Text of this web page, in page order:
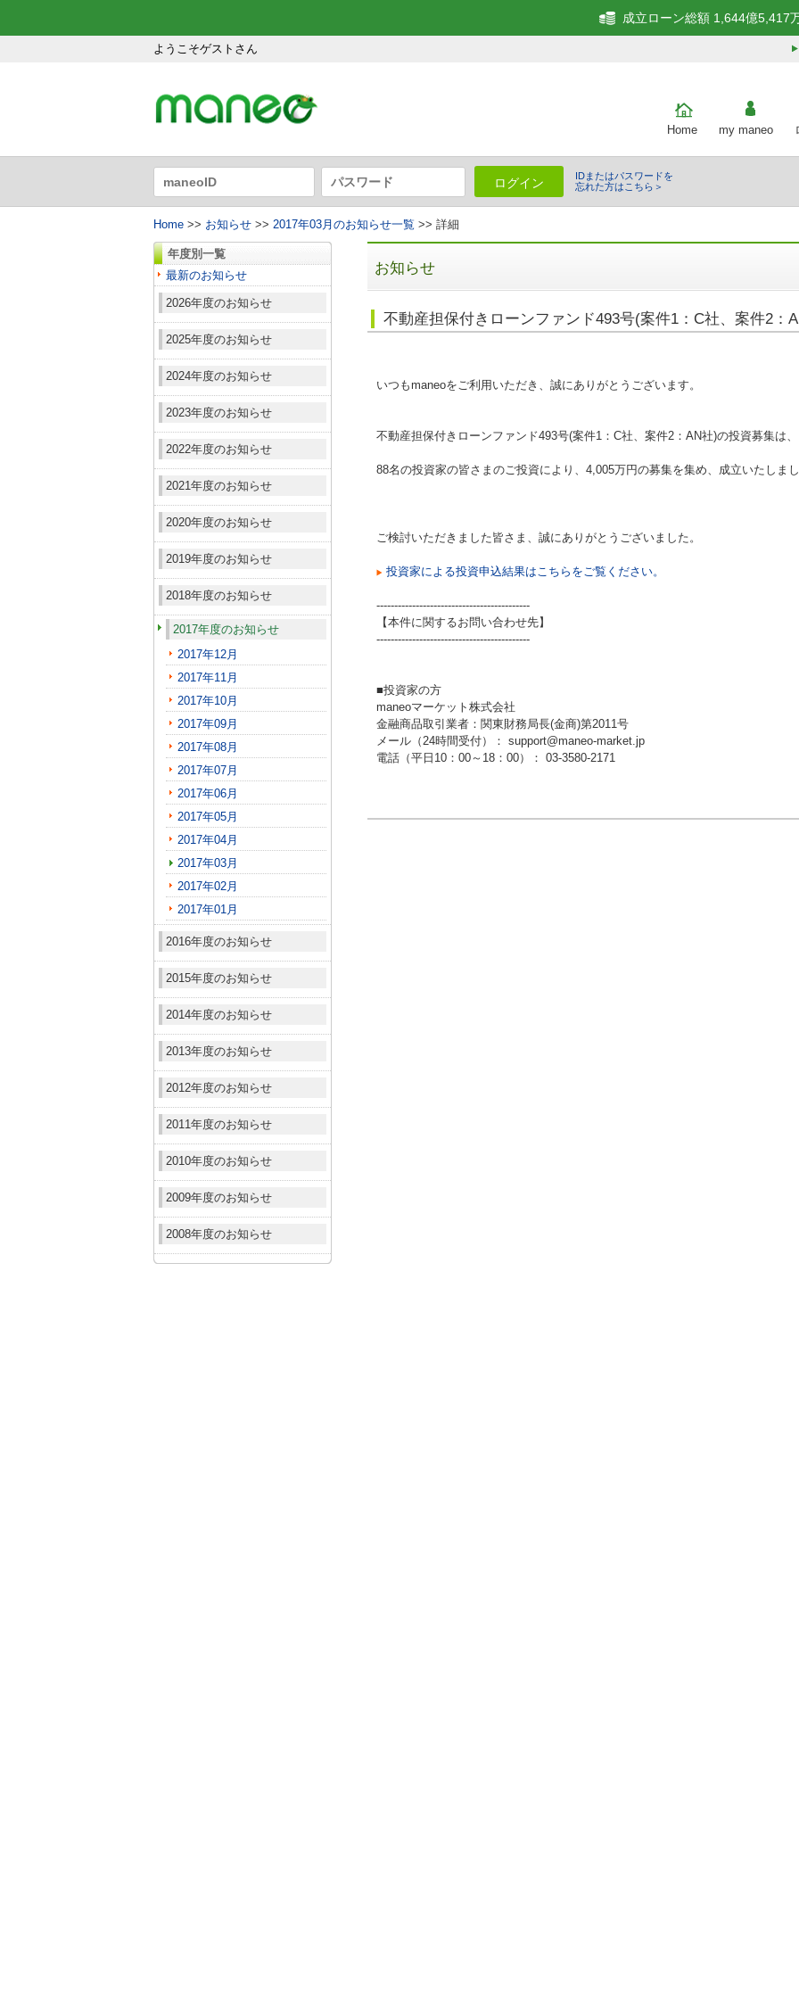
ようこそゲストさん
成立ローン総額 1,644億5,417
Home my maneo
ログイン
IDまたはパスワードを
忘れた方はこちら＞
Home >> お知らせ >> 2017年03月のお知らせ一覧 >> 詳細
年度別一覧
最新のお知らせ
2026年度のお知らせ
2025年度のお知らせ
2024年度のお知らせ
2023年度のお知らせ
2022年度のお知らせ
2021年度のお知らせ
2020年度のお知らせ
2019年度のお知らせ
2018年度のお知らせ
2017年度のお知らせ
2017年12月
2017年11月
2017年10月
2017年09月
2017年08月
2017年07月
2017年06月
2017年05月
2017年04月
2017年03月
2017年02月
2017年01月
2016年度のお知らせ
2015年度のお知らせ
2014年度のお知らせ
2013年度のお知らせ
2012年度のお知らせ
2011年度のお知らせ
2010年度のお知らせ
2009年度のお知らせ
2008年度のお知らせ
お知らせ
不動産担保付きローンファンド493号(案件1：C社、案件2：
いつもmaneoをご利用いただき、誠にありがとうございます。
不動産担保付きローンファンド493号(案件1：C社、案件2：AN社)の投資募集は、
88名の投資家の皆さまのご投資により、4,005万円の募集を集め、成立いたしま
ご検討いただきました皆さま、誠にありがとうございました。
投資家による投資申込結果はこちらをご覧ください。
-------------------------------------------
【本件に関するお問い合わせ先】
-------------------------------------------
■投資家の方
maneoマーケット株式会社
金融商品取引業者：関東財務局長(金商)第2011号
メール（24時間受付）： support@maneo-market.jp
電話（平日10：00～18：00）： 03-3580-2171